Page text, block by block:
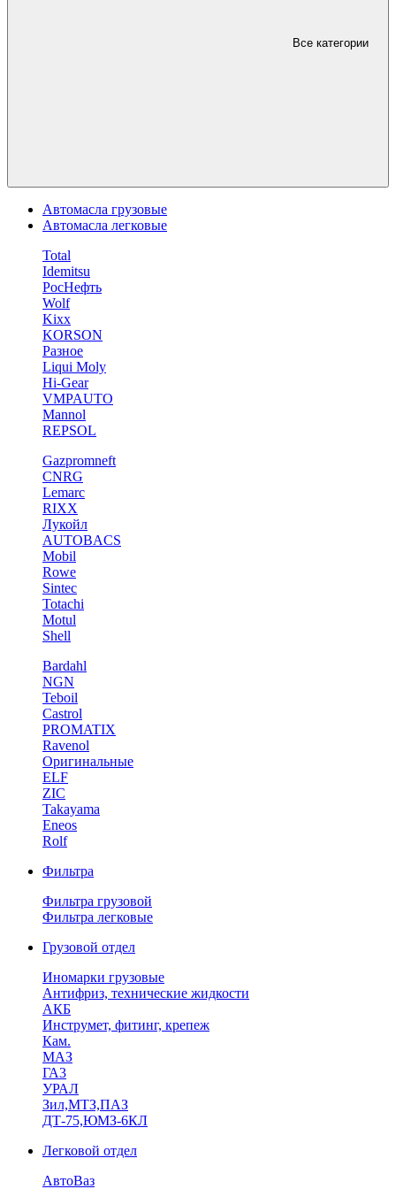
Все категории
Автомасла грузовые
Автомасла легковые
Total
Idemitsu
РосНефть
Wolf
Kixx
KORSON
Разное
Liqui Moly
Hi-Gear
VMPAUTO
Mannol
REPSOL
Gazpromneft
CNRG
Lemarc
RIXX
Лукойл
AUTOBACS
Mobil
Rowe
Sintec
Totachi
Motul
Shell
Bardahl
NGN
Teboil
Castrol
PROMATIX
Ravenol
Оригинальные
ELF
ZIC
Takayama
Eneos
Rolf
Фильтра
Фильтра грузовой
Фильтра легковые
Грузовой отдел
Иномарки грузовые
Антифриз, технические жидкости
АКБ
Инструмет, фитинг, крепеж
Кам.
МАЗ
ГА3
УРАЛ
Зил,МТЗ,ПАЗ
ДТ-75,ЮМЗ-6КЛ
Легковой отдел
АвтоВаз